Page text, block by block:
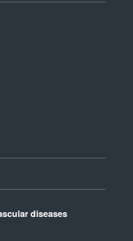
diseases